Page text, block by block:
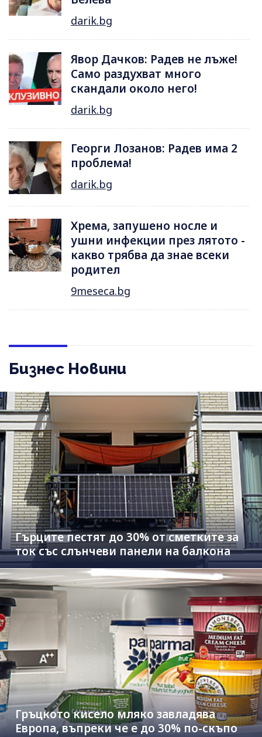
darik.bg
Явор Дачков: Радев не лъже!
Само раздухват много
скандали около него!
darik.bg
Георги Лозанов: Радев има 2
проблема!
darik.bg
Хрема, запушено носле и
ушни инфекции през лятотo -
какво трябва да знае всеки
родител
9meseca.bg
Бизнес Новини
Гърците пестят до 30% от сметките за
ток със слънчеви панели на балкона
Гръцкото кисело мляко завладява
Европа, въпреки че е до 30% по-скъпо